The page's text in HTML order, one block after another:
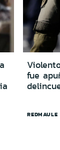
fue
REDMAULE